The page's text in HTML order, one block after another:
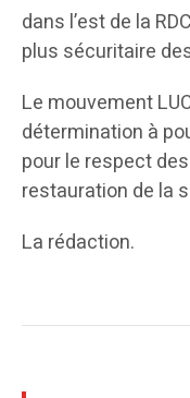
dans l’est de la
plus sécuritaire
Le mouvement
détermination à
pour le respect
restauration de la
La rédaction.